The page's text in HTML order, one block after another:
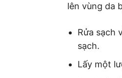
lên vùng da
Rửa sạch
sạch.
Lấy một